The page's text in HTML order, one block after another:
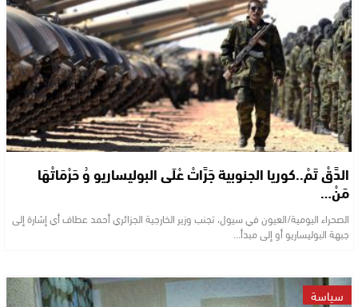
الدَّقْ تَمْ..كوريا الجنوبية جَرَّاتْ عْلَى البوليساريو وُ حَرْمَاتْهَا
مَنْ…
الصحراء اليومية/العيون في سيول، تجنب وزير الخارجية الجزائري أحمد عطاف أي إشارة إلى
جبهة البوليساريو أو إلى مبدأ…
سياسة